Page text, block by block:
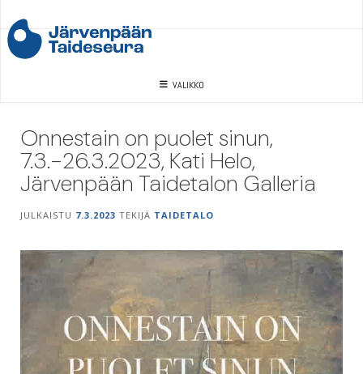
to
content
VALIKKO
Onnestain on puolet sinun,
7.3.-26.3.2023, Kati Helo,
Järvenpään Taidetalon Galleria
JULKAISTU 7.3.2023 TEKIJÄ TAIDETALO